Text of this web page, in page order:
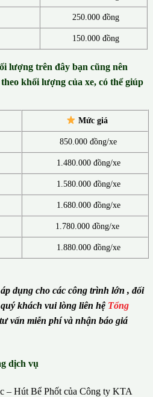
250.000 đồng
150.000 đồng
lượng trên đây bạn cũng nên
khối lượng của xe, có thể giúp
Mức giá
850.000 đồng/xe
1.480.000 đồng/xe
1.580.000 đồng/xe
1.680.000 đồng/xe
1.780.000 đồng/xe
1.880.000 đồng/xe
dụng cho các công trình lớn , đối
khách vui lòng liên hệ Tổng
vấn miễn phí và nhận báo giá
dịch vụ
– Hút Bể Phốt của Công ty KTA